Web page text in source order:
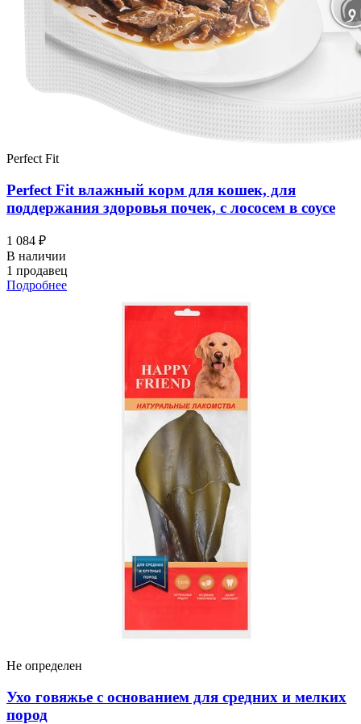
Perfect Fit
Perfect Fit влажный корм для кошек, для
поддержания здоровья почек, с лососем в соусе
1 084 ₽
В наличии
1 продавец
Подробнее
Не определен
Ухо говяжье с основанием для средних и мелких
пород